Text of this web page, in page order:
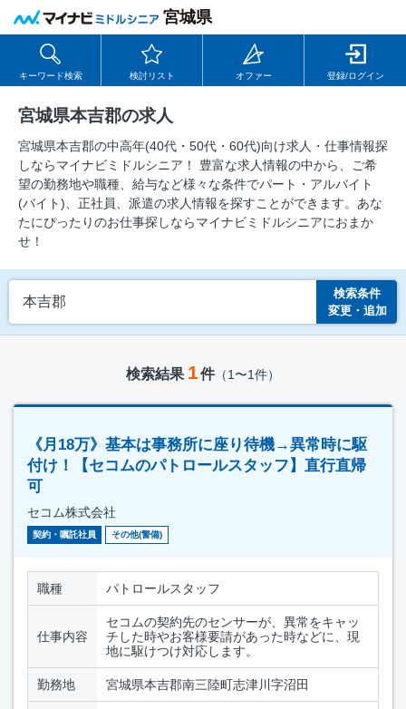
宮城県
キーワード検索 検討リスト オファー 登録/ログイン
宮城県本吉郡の求人
宮城県本吉郡の中⾼年(40代・50代・60代)向け求⼈・仕事情報探
しならマイナビミドルシニア！ 豊富な求人情報の中から、ご希
望の勤務地や職種、給与など様々な条件でパート・アルバイト
(バイト)、正社員、派遣の求人情報を探すことができます。あな
たにぴったりのお仕事探しならマイナビミドルシニアにおまか
せ！
本吉郡
検索条件
変更・追加
検索結果 1件（1〜1件）
《月18万》基本は事務所に座り待機→異常時に駆
付け！【セコムのパトロールスタッフ】直行直帰
可
セコム株式会社
契約・嘱託社員 その他(警備)
職種 パトロールスタッフ
仕事内容
セコムの契約先のセンサーが、異常をキャッ
チした時やお客様要請があった時などに、現
地に駆けつけ対応します。
勤務地 宮城県本吉郡南三陸町志津川字沼田